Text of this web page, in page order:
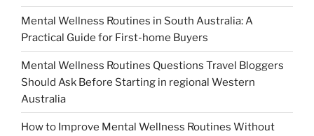
Mental Wellness Routines in South Australia: A
Practical Guide for First-home Buyers
Mental Wellness Routines Questions Travel Bloggers
Should Ask Before Starting in regional Western
Australia
How to Improve Mental Wellness Routines Without